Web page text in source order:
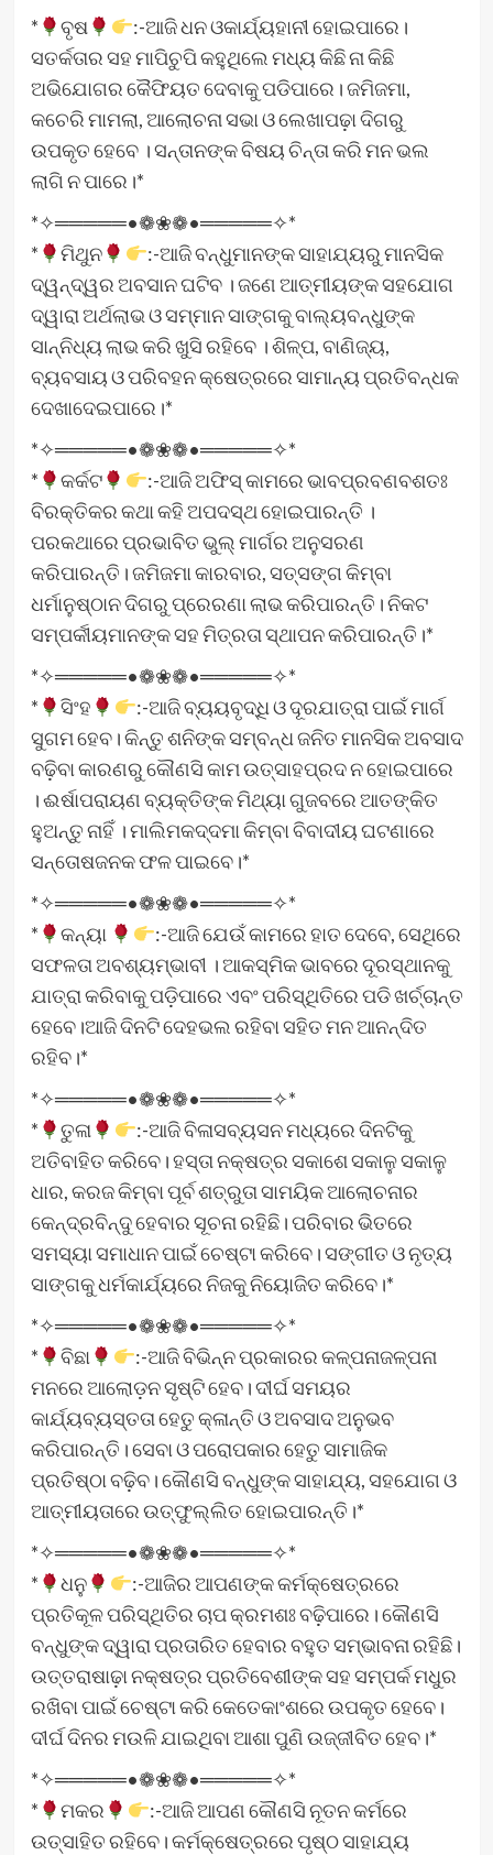
* ବୃଷ
:-ଆଜି ଧନ ଓକାର୍ଯ୍ୟହାନୀ ହୋଇପାରେ।
ସତର୍କତାର ସହ ମାପିଚୁପି କହୁଥିଲେ ମଧ୍ୟ କିଛି ନା କିଛି
ଅଭିଯୋଗର କୈଫିୟତ ଦେବାକୁ ପଡିପାରେ। ଜମିଜମା,
କଚେରି ମାମଲା, ଆଲୋଚନା ସଭା ଓ ଲେଖାପଢ଼ା ଦିଗରୁ
ଉପକୃତ ହେବେ । ସନ୍ତାନଙ୍କ ବିଷୟ ଚିନ୍ତା କରି ମନ ଭଲ
ଲାଗି ନ ପାରେ।*
*✧═════•❁❀❁•═════✧*
*
ମିଥୁନ
:-ଆଜି ବନ୍ଧୁମାନଙ୍କ ସାହାଯ୍ୟରୁ ମାନସିକ
ଦ୍ୱନ୍ଦ୍ୱର ଅବସାନ ଘଟିବ । ଜଣେ ଆତ୍ମୀୟଙ୍କ ସହଯୋଗ
ଦ୍ୱାରା ଅର୍ଥଲାଭ ଓ ସମ୍ମାନ ସାଙ୍ଗକୁ ବାଲ୍ୟବନ୍ଧୁଙ୍କ
ସାନ୍ନିଧ୍ୟ ଲାଭ କରି ଖୁସି ରହିବେ । ଶିଳ୍ପ, ବାଣିଜ୍ୟ,
ବ୍ୟବସାୟ ଓ ପରିବହନ କ୍ଷେତ୍ରରେ ସାମାନ୍ୟ ପ୍ରତିବନ୍ଧକ
ଦେଖାଦେଇପାରେ।*
*✧═════•❁❀❁•═════✧*
*
କର୍କଟ
:-ଆଜି ଅଫିସ୍‌ କାମରେ ଭାବପ୍ରବଣବଶତଃ
ବିରକ୍ତିକର କଥା କହି ଅପଦସ୍ଥ ହୋଇପାରନ୍ତି ।
ପରକଥାରେ ପ୍ରଭାବିତ ଭୁଲ୍‌ ମାର୍ଗର ଅନୁସରଣ
କରିପାରନ୍ତି। ଜମିଜମା କାରବାର, ସତ୍‌ସଙ୍ଗ କିମ୍ବା
ଧର୍ମାନୁଷ୍ଠାନ ଦିଗରୁ ପ୍ରେରଣା ଲାଭ କରିପାରନ୍ତି। ନିକଟ
ସମ୍ପର୍କୀୟମାନଙ୍କ ସହ ମିତ୍ରତା ସ୍ଥାପନ କରିପାରନ୍ତି।*
*✧═════•❁❀❁•═════✧*
*
ସିଂହ
:-ଆଜି ବ୍ୟୟବୃଦ୍ଧି ଓ ଦୂରଯାତ୍ରା ପାଇଁ ମାର୍ଗ
ସୁଗମ ହେବ। କିନ୍ତୁ ଶନିଙ୍କ ସମ୍ବନ୍ଧ ଜନିତ ମାନସିକ ଅବସାଦ
ବଢ଼ିବା କାରଣରୁ କୌଣସି କାମ ଉତ୍ସାହପ୍ରଦ ନ ହୋଇପାରେ
। ଈର୍ଷାପରାୟଣ ବ୍ୟକ୍ତିଙ୍କ ମିଥ୍ୟା ଗୁଜବରେ ଆତଙ୍କିତ
ହୁଅନ୍ତୁ ନାହିଁ । ମାଲିମକଦ୍ଦମା କିମ୍ବା ବିବାଦୀୟ ଘଟଣାରେ
ସନ୍ତୋଷଜନକ ଫଳ ପାଇବେ।*
*✧═════•❁❀❁•═════✧*
*
କନ୍ୟା
:-ଆଜି ଯେଉଁ କାମରେ ହାତ ଦେବେ, ସେଥିରେ
ସଫଳତା ଅବଶ୍ୟମ୍ଭାବୀ । ଆକସ୍ମିକ ଭାବରେ ଦୂରସ୍ଥାନକୁ
ଯାତ୍ରା କରିବାକୁ ପଡ଼ିପାରେ ଏବଂ ପରିସ୍ଥିତିରେ ପଡି ଖର୍ଚ୍ଚାନ୍ତ
ହେବେ।ଆଜି ଦିନଟି ଦେହଭଲ ରହିବା ସହିତ ମନ ଆନନ୍ଦିତ
ରହିବ।*
*✧═════•❁❀❁•═════✧*
*
ତୁଳା
:-ଆଜି ବିଳାସବ୍ୟସନ ମଧ୍ୟରେ ଦିନଟିକୁ
ଅତିବାହିତ କରିବେ। ହସ୍ତା ନକ୍ଷତ୍ର ସକାଶେ ସକାଳୁ ସକାଳୁ
ଧାର, କରଜ କିମ୍ବା ପୂର୍ବ ଶତ୍ରୁତା ସାମୟିକ ଆଲୋଚନାର
କେନ୍ଦ୍ରବିନ୍ଦୁ ହେବାର ସୂଚନା ରହିଛି। ପରିବାର ଭିତରେ
ସମସ୍ୟା ସମାଧାନ ପାଇଁ ଚେଷ୍ଟା କରିବେ। ସଙ୍ଗୀତ ଓ ନୃତ୍ୟ
ସାଙ୍ଗକୁ ଧର୍ମକାର୍ଯ୍ୟରେ ନିଜକୁ ନିୟୋଜିତ କରିବେ।*
*✧═════•❁❀❁•═════✧*
*
ବିଛା
:-ଆଜି ବିଭିନ୍ନ ପ୍ରକାରର କଳ୍ପନାଜଳ୍ପନା
ମନରେ ଆଲୋଡ଼ନ ସୃଷ୍ଟି ହେବ। ଦୀର୍ଘ ସମୟର
କାର୍ଯ୍ୟବ୍ୟସ୍ତତା ହେତୁ କ୍ଳାନ୍ତି ଓ ଅବସାଦ ଅନୁଭବ
କରିପାରନ୍ତି। ସେବା ଓ ପରୋପକାର ହେତୁ ସାମାଜିକ
ପ୍ରତିଷ୍ଠା ବଢ଼ିବ। କୌଣସି ବନ୍ଧୁଙ୍କ ସାହାଯ୍ୟ, ସହଯୋଗ ଓ
ଆତ୍ମୀୟତାରେ ଉତ୍‌ଫୁଲ୍ଲିତ ହୋଇପାରନ୍ତି।*
*✧═════•❁❀❁•═════✧*
*
ଧନୁ
:-ଆଜିର ଆପଣଙ୍କ କର୍ମକ୍ଷେତ୍ରରେ
ପ୍ରତିକୂଳ ପରିସ୍ଥିତିର ଚାପ କ୍ରମଶଃ ବଢ଼ିପାରେ। କୌଣସି
ବନ୍ଧୁଙ୍କ ଦ୍ୱାରା ପ୍ରତାରିତ ହେବାର ବହୁତ ସମ୍ଭାବନା ରହିଛି।
ଉତ୍ତରାଷାଢ଼ା ନକ୍ଷତ୍ର ପ୍ରତିବେଶୀଙ୍କ ସହ ସମ୍ପର୍କ ମଧୁର
ରଖିବା ପାଇଁ ଚେଷ୍ଟା କରି କେତେକାଂଶରେ ଉପକୃତ ହେବେ।
ଦୀର୍ଘ ଦିନର ମଉଳି ଯାଇଥିବା ଆଶା ପୁଣି ଉଜ୍ଜୀବିତ ହେବ।*
*✧═════•❁❀❁•═════✧*
*
ମକର
:-ଆଜି ଆପଣ କୌଣସି ନୂତନ କର୍ମରେ
ଉତ୍ସାହିତ ରହିବେ। କର୍ମକ୍ଷେତ୍ରରେ ପୃଷ୍ଠ ସାହାଯ୍ୟ